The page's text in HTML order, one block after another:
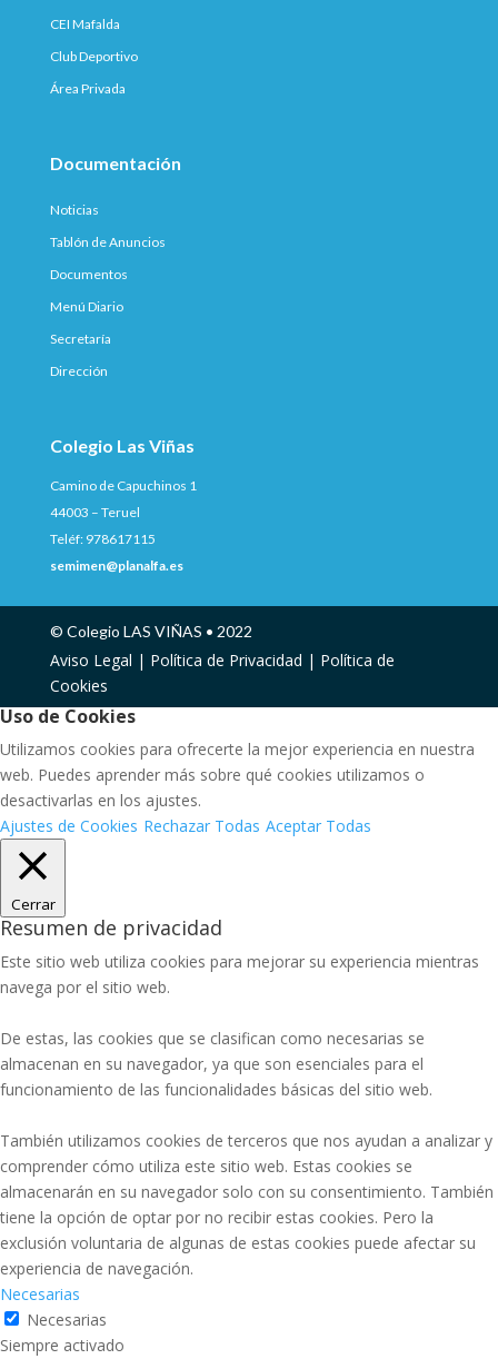
CEI Mafalda
Club Deportivo
Área Privada
Documentación
Noticias
Tablón de Anuncios
Documentos
Menú Diario
Secretaría
Dirección
Colegio Las Viñas
Camino de Capuchinos 1
44003 – Teruel
Teléf: 978617115
semimen@planalfa.es
© Colegio LAS VIÑAS • 2022
Aviso Legal | Política de Privacidad | Política de
Cookies
Uso de Cookies
Utilizamos cookies para ofrecerte la mejor experiencia en nuestra
web. Puedes aprender más sobre qué cookies utilizamos o
desactivarlas en los ajustes.
Ajustes de Cookies Rechazar Todas Aceptar Todas
Cerrar
Resumen de privacidad
Este sitio web utiliza cookies para mejorar su experiencia mientras
navega por el sitio web.
De estas, las cookies que se clasifican como necesarias se
almacenan en su navegador, ya que son esenciales para el
funcionamiento de las funcionalidades básicas del sitio web.
También utilizamos cookies de terceros que nos ayudan a analizar y
comprender cómo utiliza este sitio web. Estas cookies se
almacenarán en su navegador solo con su consentimiento. También
tiene la opción de optar por no recibir estas cookies. Pero la
exclusión voluntaria de algunas de estas cookies puede afectar su
experiencia de navegación.
Necesarias
Necesarias
Siempre activado